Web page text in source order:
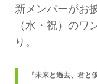
新メンバーがお
（水・祝）のワ
り。
『未来と過去、君